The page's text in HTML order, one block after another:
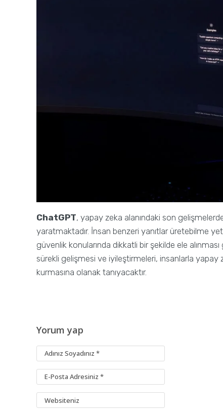
ChatGPT, yapay zeka alanındaki son
yaratmaktadır. İnsan benzeri yanıtlar üretebilme
güvenlik konularında dikkatli bir şekilde ele
sürekli gelişmesi ve iyileştirmeleri, insanlarla yapay
kurmasına olanak tanıyacaktır.
Yorum yap